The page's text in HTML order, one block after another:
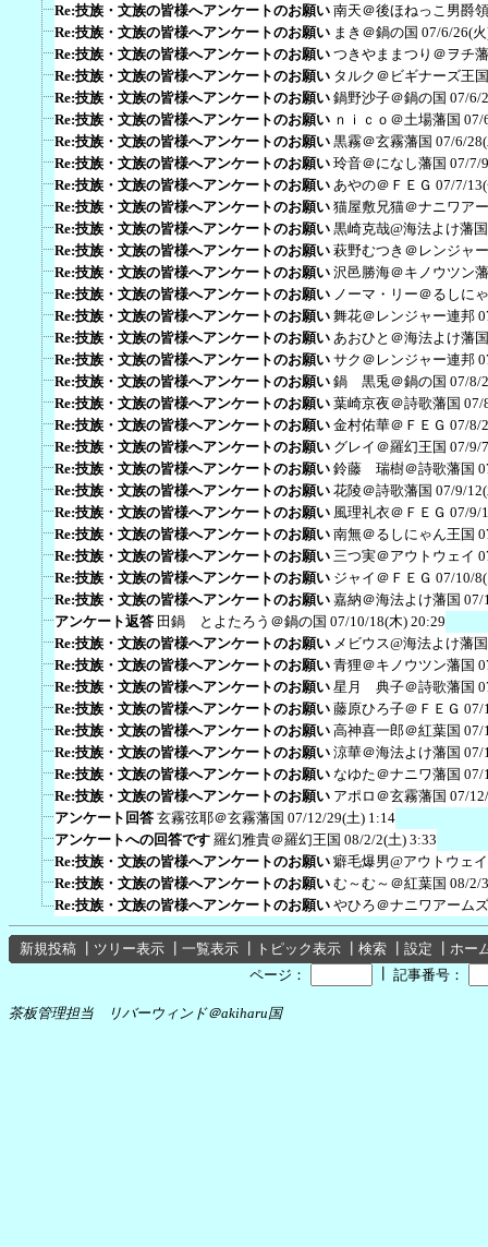
Re:技族・文族の皆様へアンケートのお願い 南天＠後ほねっこ男爵領
Re:技族・文族の皆様へアンケートのお願い まき＠鍋の国 07/6/26(
Re:技族・文族の皆様へアンケートのお願い つきやままつり＠ヲチ
Re:技族・文族の皆様へアンケートのお願い タルク＠ビギナーズ王国
Re:技族・文族の皆様へアンケートのお願い 鍋野沙子＠鍋の国 07/6/
Re:技族・文族の皆様へアンケートのお願い ｎｉｃｏ＠土場藩国 07/
Re:技族・文族の皆様へアンケートのお願い 黒霧＠玄霧藩国 07/6/
Re:技族・文族の皆様へアンケートのお願い 玲音＠になし藩国 07/7/
Re:技族・文族の皆様へアンケートのお願い あやの＠ＦＥＧ 07/7/
Re:技族・文族の皆様へアンケートのお願い 猫屋敷兄猫＠ナニワア
Re:技族・文族の皆様へアンケートのお願い 黒崎克哉@海法よけ藩国
Re:技族・文族の皆様へアンケートのお願い 萩野むつき＠レンジャ
Re:技族・文族の皆様へアンケートのお願い 沢邑勝海＠キノウツン
Re:技族・文族の皆様へアンケートのお願い ノーマ・リー＠るしに
Re:技族・文族の皆様へアンケートのお願い 舞花＠レンジャー連邦
Re:技族・文族の皆様へアンケートのお願い あおひと＠海法よけ藩国
Re:技族・文族の皆様へアンケートのお願い サク＠レンジャー連邦
Re:技族・文族の皆様へアンケートのお願い 鍋 黒兎＠鍋の国 07/8/
Re:技族・文族の皆様へアンケートのお願い 葉崎京夜＠詩歌藩国 07/
Re:技族・文族の皆様へアンケートのお願い 金村佑華＠ＦＥＧ 07/8/
Re:技族・文族の皆様へアンケートのお願い グレイ＠羅幻王国 07/9/
Re:技族・文族の皆様へアンケートのお願い 鈴藤 瑞樹＠詩歌藩国
Re:技族・文族の皆様へアンケートのお願い 花陵＠詩歌藩国 07/9/
Re:技族・文族の皆様へアンケートのお願い 風理礼衣＠ＦＥＧ 07/9/
Re:技族・文族の皆様へアンケートのお願い 南無＠るしにゃん王国
Re:技族・文族の皆様へアンケートのお願い 三つ実＠アウトウェイ
Re:技族・文族の皆様へアンケートのお願い ジャイ＠ＦＥＧ 07/10/
Re:技族・文族の皆様へアンケートのお願い 嘉納＠海法よけ藩国 07/
アンケート返答 田鍋 とよたろう＠鍋の国 07/10/18(木) 20:29
Re:技族・文族の皆様へアンケートのお願い メビウス@海法よけ藩国
Re:技族・文族の皆様へアンケートのお願い 青狸＠キノウツン藩国
Re:技族・文族の皆様へアンケートのお願い 星月 典子＠詩歌藩国
Re:技族・文族の皆様へアンケートのお願い 藤原ひろ子＠ＦＥＧ 07/
Re:技族・文族の皆様へアンケートのお願い 高神喜一郎＠紅葉国 07/
Re:技族・文族の皆様へアンケートのお願い 涼華＠海法よけ藩国 07/
Re:技族・文族の皆様へアンケートのお願い なゆた＠ナニワ藩国 07/
Re:技族・文族の皆様へアンケートのお願い アポロ＠玄霧藩国 07/
アンケート回答 玄霧弦耶＠玄霧藩国 07/12/29(土) 1:14
アンケートへの回答です 羅幻雅貴＠羅幻王国 08/2/2(土) 3:33
Re:技族・文族の皆様へアンケートのお願い 癖毛爆男@アウトウェイ
Re:技族・文族の皆様へアンケートのお願い む～む～＠紅葉国 08/2/
Re:技族・文族の皆様へアンケートのお願い やひろ＠ナニワアーム
新規投稿 ツリー表示 一覧表示 トピック表示 検索 設定
ホー
ページ：
記事番号：
茶板管理担当 リバーウィンド＠akiharu国